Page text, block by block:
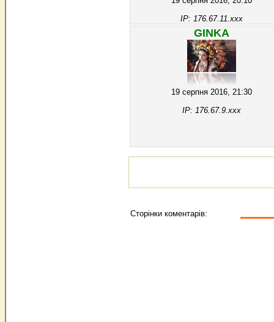
IP: 176.67.11.xxx
GINKA
19 серпня 2016, 21:30
IP: 176.67.9.xxx
Сторінки коментарів: